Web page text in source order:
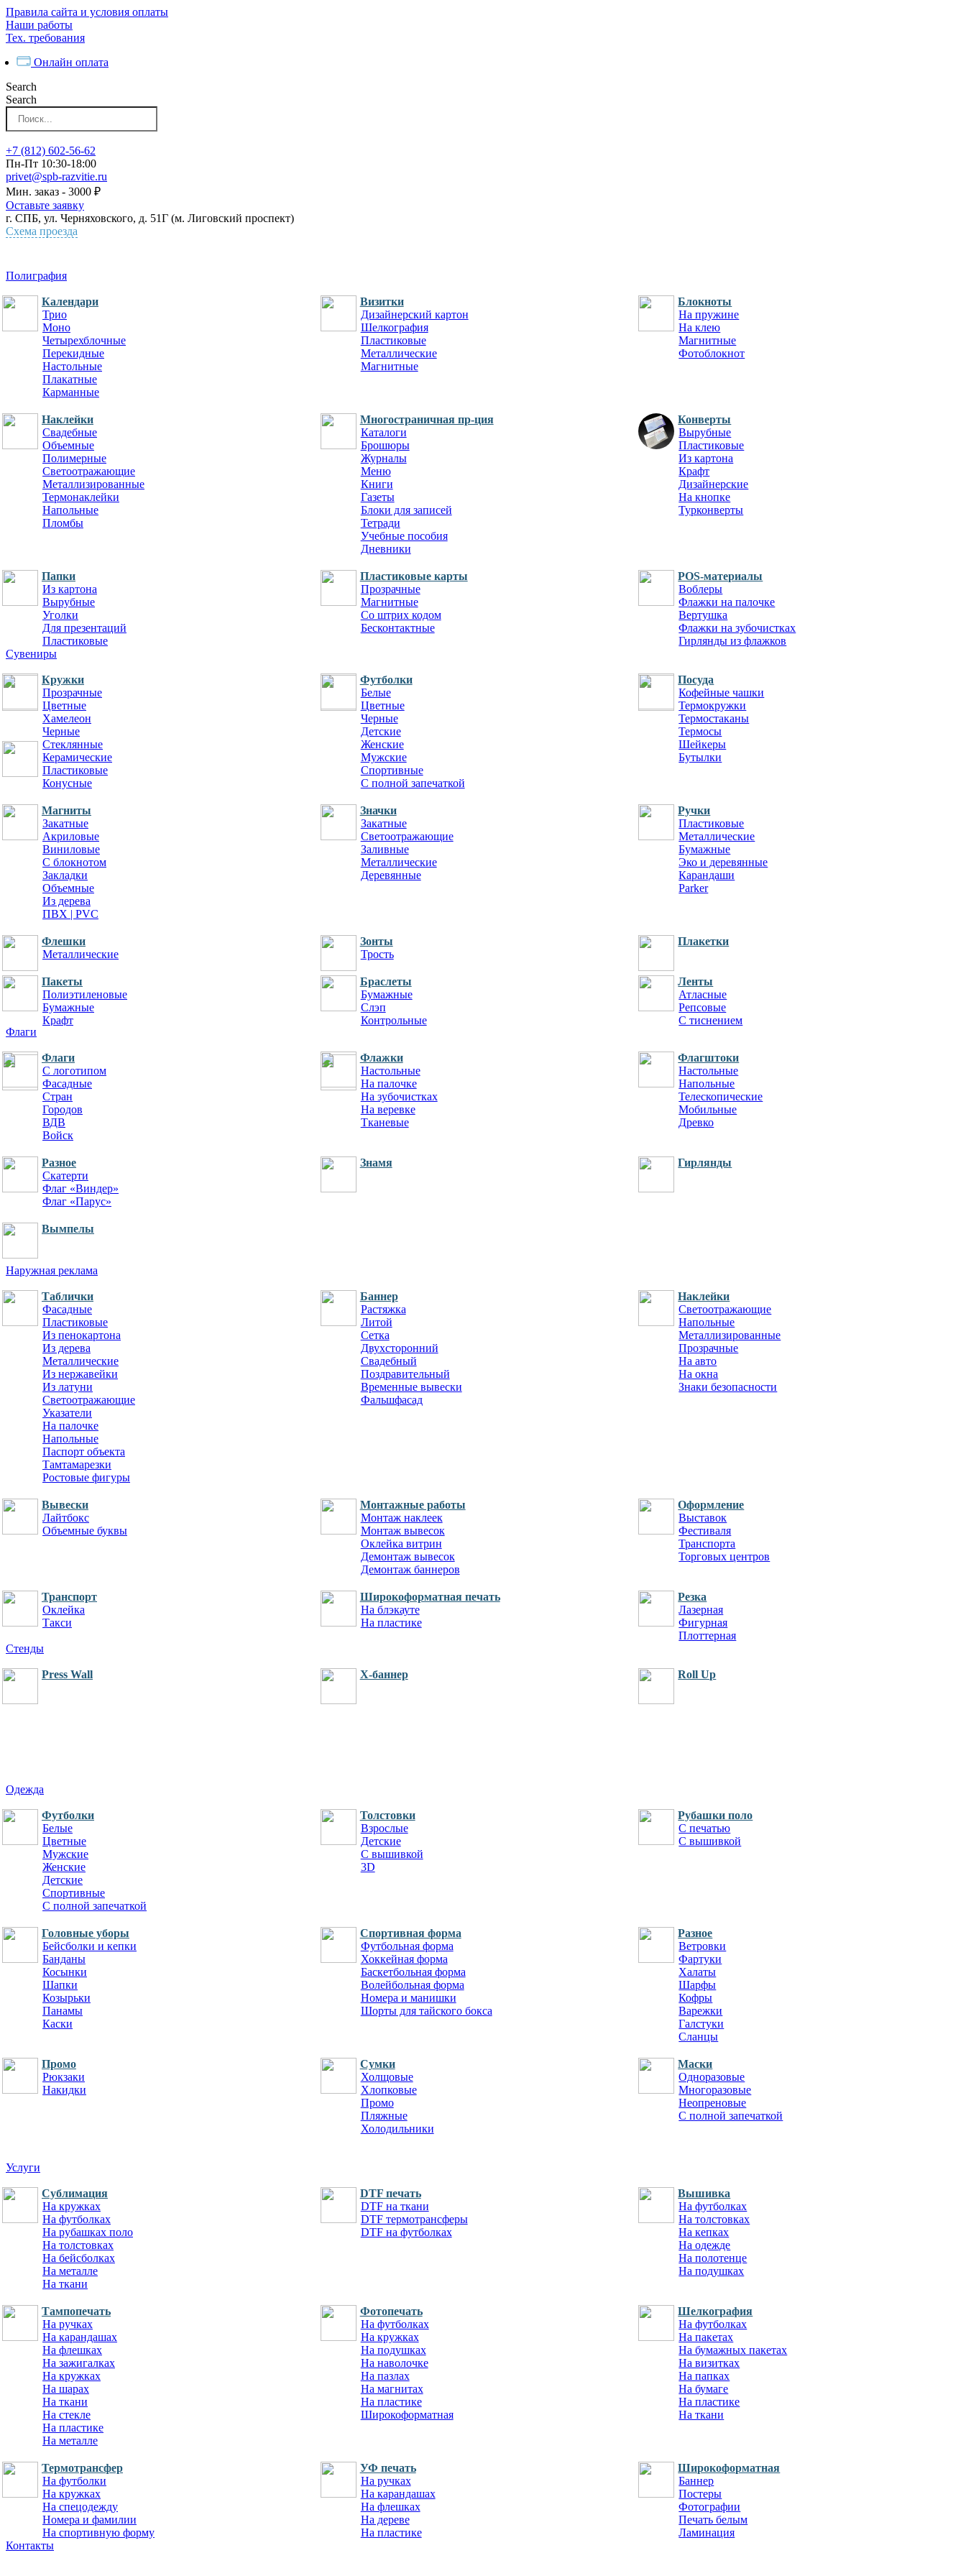
Перейти
к
контенту
Правила сайта и условия оплаты
Наши работы
Тех. требования
Онлайн оплата
Search
Search
+7 (812) 602-56-62
Пн-Пт 10:30-18:00
privet@spb-razvitie.ru
Мин. заказ - 3000 ₽
Оставьте заявку
г. СПБ, ул. Черняховского, д. 51Г (м. Лиговский проспект)
Схема проезда
Полиграфия
Календари
Трио
Моно
Четырехблочные
Перекидные
Настольные
Плакатные
Карманные
Визитки
Дизайнерский картон
Шелкография
Пластиковые
Металлические
Магнитные
Блокноты
На пружине
На клею
Магнитные
Фотоблокнот
Наклейки
Свадебные
Объемные
Полимерные
Светоотражающие
Металлизированные
Термонаклейки
Напольные
Пломбы
Многостраничная пр-ция
Каталоги
Брошюры
Журналы
Меню
Книги
Газеты
Блоки для записей
Тетради
Учебные пособия
Дневники
Конверты
Вырубные
Пластиковые
Из картона
Крафт
Дизайнерские
На кнопке
Турконверты
Папки
Из картона
Вырубные
Уголки
Для презентаций
Пластиковые
Пластиковые карты
Прозрачные
Магнитные
Со штрих кодом
Бесконтактные
POS-материалы
Воблеры
Флажки на палочке
Вертушка
Флажки на зубочистках
Гирлянды из флажков
Для ресторанов и кафе
Меню
Плейсметы
Буклеты
Евробуклеты
Лифлеты
Инструкции
Тейбл тент
Из картона
Разное
Анкеты
Флаеры и листовки
Бланки
Плакаты
Кубарики
Сертификаты
Грамоты
Благодарности
Закладки
Бирдекели
Дорхенгеры
Сувениры
Кружки
Прозрачные
Цветные
Хамелеон
Черные
Стеклянные
Керамические
Пластиковые
Конусные
Футболки
Белые
Цветные
Черные
Детские
Женские
Мужские
Спортивные
С полной запечаткой
Посуда
Кофейные чашки
Термокружки
Термостаканы
Термосы
Шейкеры
Бутылки
Магниты
Закатные
Акриловые
Виниловые
С блокнотом
Закладки
Объемные
Из дерева
ПВХ | PVC
Значки
Закатные
Светоотражающие
Заливные
Металлические
Деревянные
Ручки
Пластиковые
Металлические
Бумажные
Эко и деревянные
Карандаши
Parker
Флешки
Металлические
Зонты
Трость
Плакетки
Пакеты
Полиэтиленовые
Бумажные
Крафт
Браслеты
Бумажные
Слэп
Контрольные
Ленты
Атласные
Репсовые
С тиснением
Для офиса
Ежедневники
Еженедельники
Планинги
Линейки
Разное
Тубусы
Брелки
Ароматизаторы
Обложки для паспорта
Пледы
Флаги
Флаги
С логотипом
Фасадные
Стран
Городов
ВДВ
Войск
Флажки
Настольные
На палочке
На зубочистках
На веревке
Тканевые
Флагштоки
Настольные
Напольные
Телескопические
Мобильные
Древко
Разное
Скатерти
Флаг «Виндер»
Флаг «Парус»
Знамя Гирлянды
Вымпелы
Наружная реклама
Таблички
Фасадные
Пластиковые
Из пенокартона
Из дерева
Металлические
Из нержавейки
Из латуни
Светоотражающие
Указатели
На палочке
Напольные
Паспорт объекта
Тамтамарезки
Ростовые фигуры
Баннер
Растяжка
Литой
Сетка
Двухсторонний
Свадебный
Поздравительный
Временные вывески
Фальшфасад
Наклейки
Светоотражающие
Напольные
Металлизированные
Прозрачные
На авто
На окна
Знаки безопасности
Вывески
Лайтбокс
Объемные буквы
Монтажные работы
Монтаж наклеек
Монтаж вывесок
Оклейка витрин
Демонтаж вывесок
Демонтаж баннеров
Оформление
Выставок
Фестиваля
Транспорта
Торговых центров
Транспорт
Оклейка
Такси
Широкоформатная печать
На блэкауте
На пластике
Резка
Лазерная
Фигурная
Плоттерная
Стенды
Press Wall X-баннер Roll Up
Одежда
Футболки
Белые
Цветные
Мужские
Женские
Детские
Спортивные
С полной запечаткой
Толстовки
Взрослые
Детские
С вышивкой
3D
Рубашки поло
С печатью
С вышивкой
Головные уборы
Бейсболки и кепки
Банданы
Косынки
Шапки
Козырьки
Панамы
Каски
Cпортивная форма
Футбольная форма
Хоккейная форма
Баскетбольная форма
Волейбольная форма
Номера и манишки
Шорты для тайского бокса
Разное
Ветровки
Фартуки
Халаты
Шарфы
Кофры
Варежки
Галстуки
Сланцы
Промо
Рюкзаки
Накидки
Сумки
Холщовые
Хлопковые
Промо
Пляжные
Холодильники
Маски
Одноразовые
Многоразовые
Неопреновые
С полной запечаткой
Услуги
Сублимация
На кружках
На футболках
На рубашках поло
На толстовках
На бейсболках
На металле
На ткани
DTF печать
DTF на ткани
DTF термотрансферы
DTF на футболках
Вышивка
На футболках
На толстовках
На кепках
На одежде
На полотенце
На подушках
Тампопечать
На ручках
На карандашах
На флешках
На зажигалках
На кружках
На шарах
На ткани
На стекле
На пластике
На металле
Фотопечать
На футболках
На кружках
На подушках
На наволочке
На пазлах
На магнитах
На пластике
Широкоформатная
Шелкография
На футболках
На пакетах
На бумажных пакетах
На визитках
На папках
На бумаге
На пластике
На ткани
Термотрансфер
На футболки
На кружках
На спецодежду
Номера и фамилии
На спортивную форму
УФ печать
На ручках
На карандашах
На флешках
На дереве
На пластике
Широкоформатная
Баннер
Постеры
Фотографии
Печать белым
Ламинация
Контакты